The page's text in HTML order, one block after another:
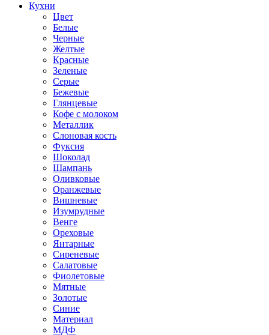
Кухни
Цвет
Белые
Черные
Желтые
Красные
Зеленые
Серые
Бежевые
Глянцевые
Кофе с молоком
Металлик
Слоновая кость
Фуксия
Шоколад
Шампань
Оливковые
Оранжевые
Вишневые
Изумрудные
Венге
Ореховые
Янтарные
Сиреневые
Салатовые
Фиолетовые
Мятные
Золотые
Синие
Материал
МДФ